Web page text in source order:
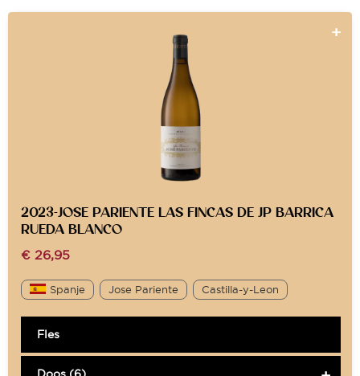
2023-JOSE PARIENTE LAS FINCAS DE JP BARRICA
RUEDA BLANCO
€ 26,95
Spanje Jose Pariente Castilla-y-Leon
Fles